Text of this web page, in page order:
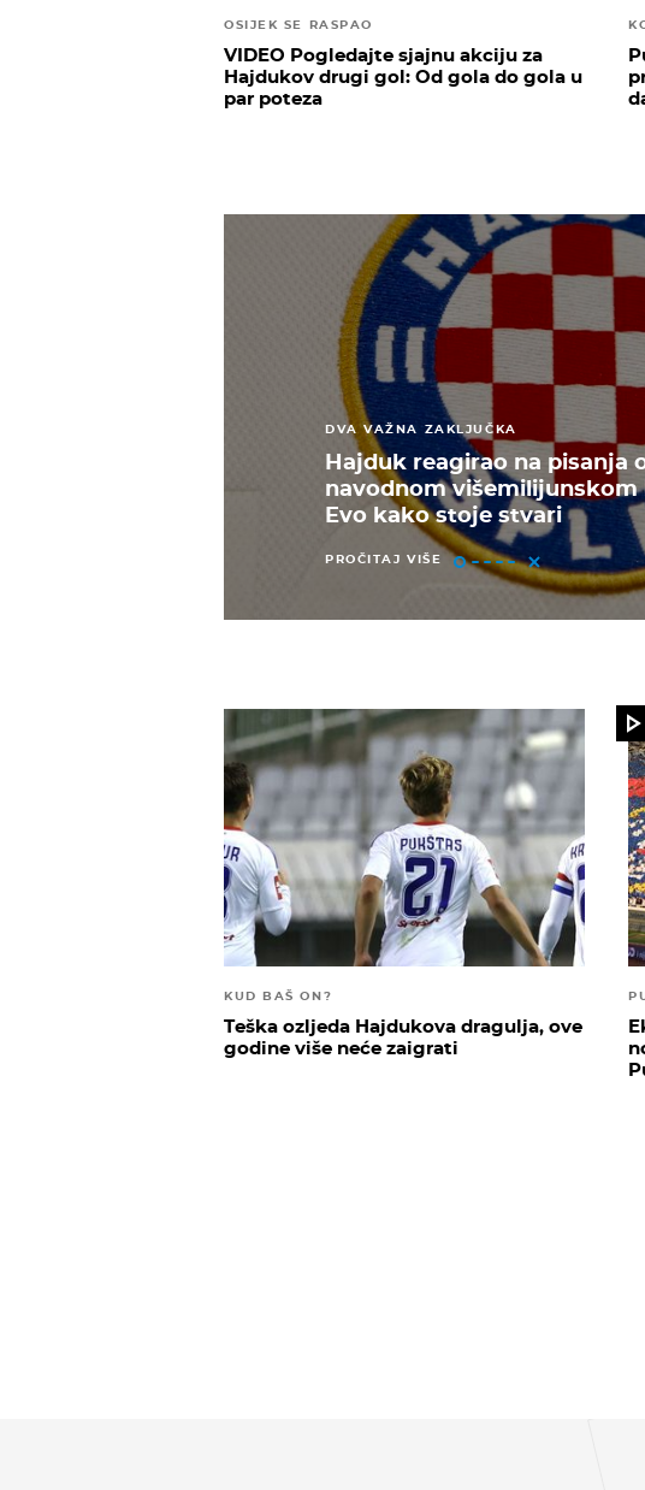
OSIJEK SE RASPAO
VIDEO Pogledajte sjajnu akciju za
Hajdukov drugi gol: Od gola do gola u
par poteza
DVA VAŽNA ZAKLJUČKA
Hajduk reagirao na pisanja
navodnom višemilijunskom
Evo kako stoje stvari
PROČITAJ VIŠE
KUD BAŠ ON?
Teška ozljeda Hajdukova dragulja, ove
godine više neće zaigrati